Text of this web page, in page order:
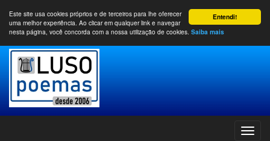
Entendi!
Este site usa cookies próprios e de terceiros para lhe oferecer
uma melhor experiência. Ao clicar em qualquer link e navegar
nesta página, você concorda com a nossa utilização de cookies. Saiba mais